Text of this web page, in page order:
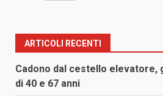
ARTICOLI RECENTI
Cadono dal cestello elevatore,
di 40 e 67 anni